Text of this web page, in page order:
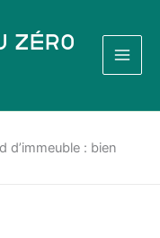
Zéro
d’immeuble : bien